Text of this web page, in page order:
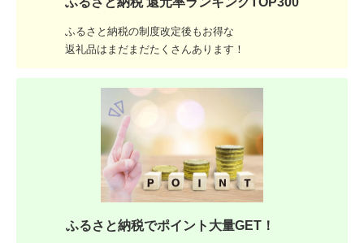
ふるさと納税の制度改定後もお得な
返礼品はまだまだたくさんあります！
ふるさと納税でポイント大量GET！